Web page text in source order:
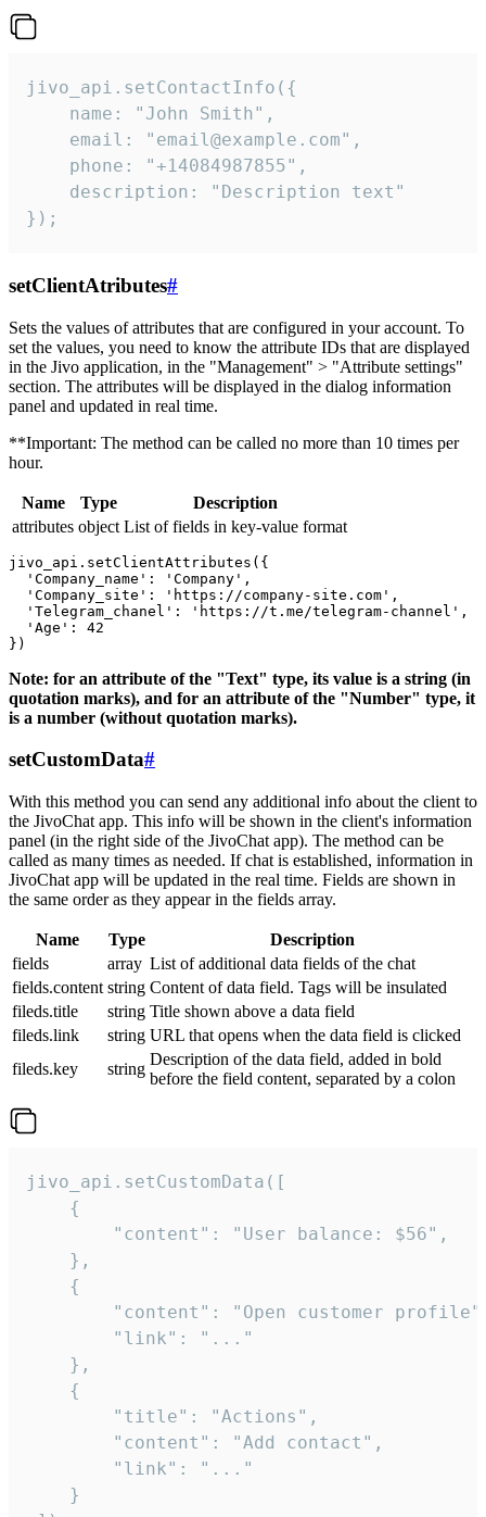
jivo_api.setContactInfo({
    name: "John Smith",
    email: "email@example.com",
    phone: "+14084987855",
    description: "Description text"
});
setClientAtributes#
Sets the values ​​of attributes that are configured in your account. To
set the values, you need to know the attribute IDs that are displayed
in the Jivo application, in the "Management" > "Attribute settings"
section. The attributes will be displayed in the dialog information
panel and updated in real time.
**Important: The method can be called no more than 10 times per
hour.
Name Type
Description
attributes object List of fields in key-value format
jivo_api.setClientAttributes({
  'Company_name': 'Company',
  'Company_site': 'https://company-site.com',
  'Telegram_chanel': 'https://t.me/telegram-channel',
  'Age': 42
Note: for an attribute of the "Text" type, its value is a string (in
quotation marks), and for an attribute of the "Number" type, it
is a number (without quotation marks).
setCustomData#
With this method you can send any additional info about the client to
the JivoChat app. This info will be shown in the client's information
panel (in the right side of the JivoChat app). The method can be
called as many times as needed. If chat is established, information in
JivoChat app will be updated in the real time. Fields are shown in
the same order as they appear in the fields array.
Name Type
Description
fields
array List of additional data fields of the chat
fields.content string Content of data field. Tags will be insulated
fileds.title
string Title shown above a data field
fileds.link
string URL that opens when the data field is clicked
fileds.key
string
Description of the data field, added in bold
before the field content, separated by a colon
jivo_api.setCustomData([
    {
        "content": "User balance: $56",
    },
    {
"content": "Open customer
        "link": "..."
    },
    {
        "title": "Actions",
        "content": "Add contact",
        "link": "..."
    }